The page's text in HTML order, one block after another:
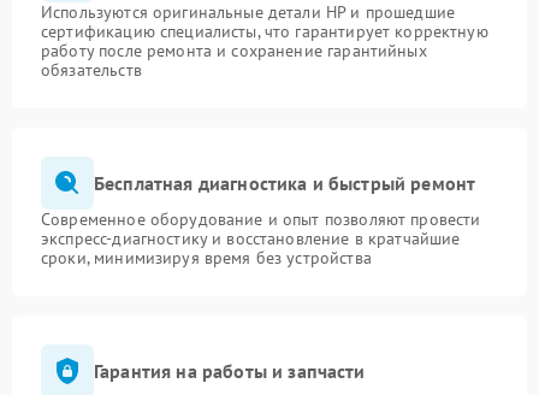
Используются оригинальные детали HP и прошедшие
сертификацию специалисты, что гарантирует корректную
работу после ремонта и сохранение гарантийных
обязательств
Бесплатная диагностика и быстрый ремонт
Современное оборудование и опыт позволяют провести
экспресс-диагностику и восстановление в кратчайшие
сроки, минимизируя время без устройства
Гарантия на работы и запчасти